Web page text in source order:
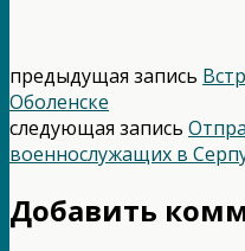
предыдущая запись
Оболенске
следующая запись
военнослужащих в
Добавить